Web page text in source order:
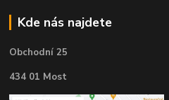
Kde nás najdete
Obchodní 25
434 01 Most